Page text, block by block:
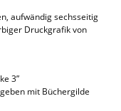
aufwändig sechsseitig
Druckgrafik von
3”
mit Büchergilde